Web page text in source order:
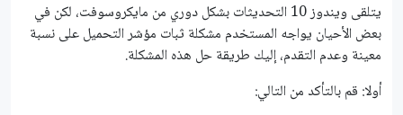
يتلقى ويندوز 10 التحديثات بشكل دوري من مايكروسوفت، لكن في
بعض الأحيان يواجه المستخدم مشكلة ثبات مؤشر التحميل على نسبة
معينة وعدم التقدم، إليك طريقة حل هذه المشكلة.
أولا: قم بالتأكد من التالي: